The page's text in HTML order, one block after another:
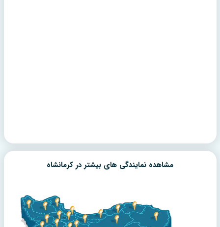
مشاهده نمایندگی های بیشتر در کرمانشاه